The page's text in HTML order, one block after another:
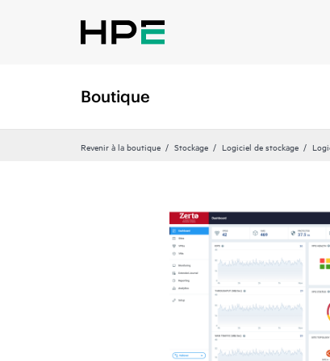
Boutique
Revenir à la boutique Stockage Logiciel de stockage